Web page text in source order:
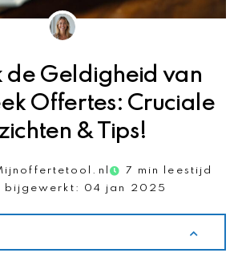
de Geldigheid van
Offertes: Cruciale
& Tips!
7 min leestijd
bijgewerkt:
04 jan 2025